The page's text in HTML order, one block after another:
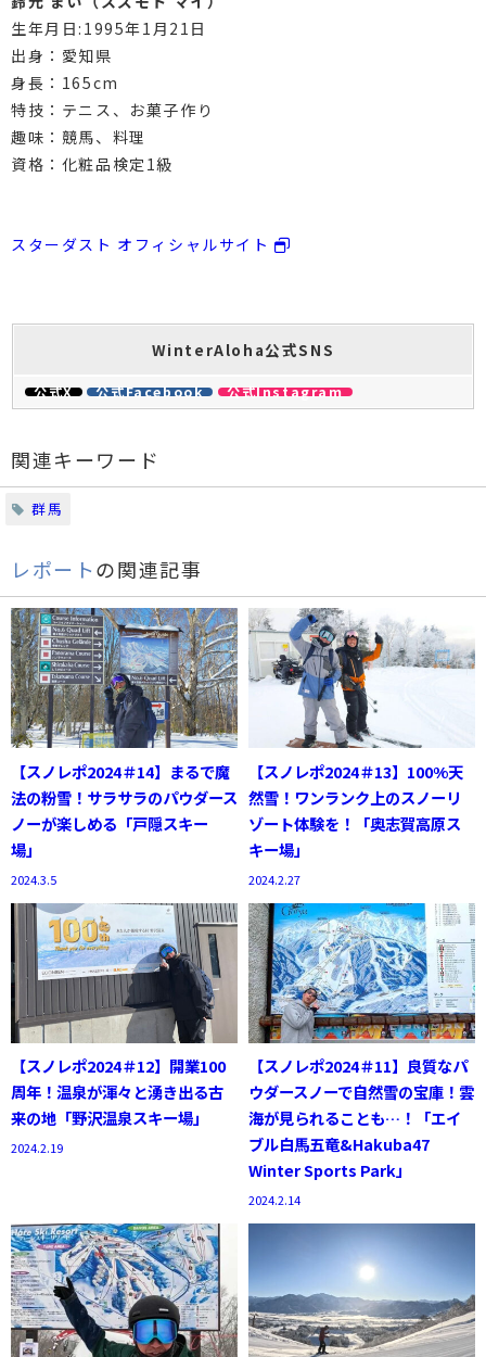
生年月日:1995年1月21日
出身：愛知県
身長：165cm
特技：テニス、お菓子作り
趣味：競馬、料理
資格：化粧品検定1級
スターダスト オフィシャルサイト
WinterAloha公式SNS
公式X 公式Facebook 公式Instagram
関連キーワード
群馬
レポートの関連記事
【スノレポ2024＃14】まるで魔
法の粉雪！サラサラのパウダース
ノーが楽しめる「戸隠スキー
場」
2024.3.5
【スノレポ2024＃13】100%天
然雪！ワンランク上のスノーリ
ゾート体験を！「奥志賀高原ス
キー場」
2024.2.27
【スノレポ2024＃12】開業100
周年！温泉が渾々と湧き出る古
来の地「野沢温泉スキー場」
2024.2.19
【スノレポ2024＃11】良質なパ
ウダースノーで自然雪の宝庫！雲
海が見られることも…！「エイ
ブル白馬五竜&Hakuba47
Winter Sports Park」
2024.2.14